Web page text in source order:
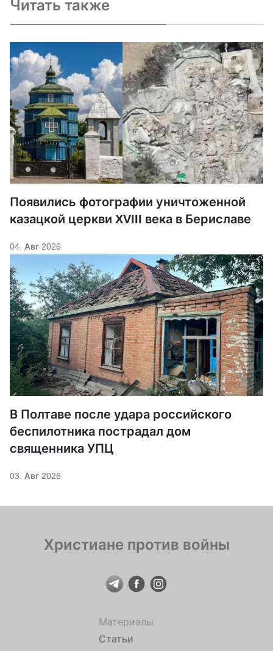
Читать также
Появились фотографии уничтоженной
казацкой церкви XVIII века в Бериславе
04. Авг 2026
В Полтаве после удара российского
беспилотника пострадал дом
священника УПЦ
03. Авг 2026
Христиане против войны
Материалы
Статьи